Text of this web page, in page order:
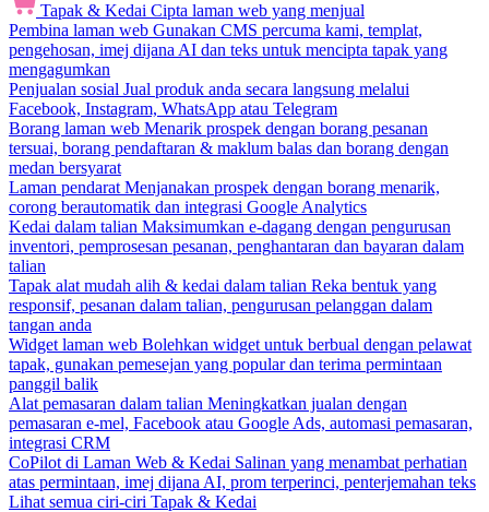
Tapak & Kedai Cipta laman web yang menjual
Pembina laman web Gunakan CMS percuma kami, templat,
pengehosan, imej dijana AI dan teks untuk mencipta tapak yang
mengagumkan
Penjualan sosial Jual produk anda secara langsung melalui
Facebook, Instagram, WhatsApp atau Telegram
Borang laman web Menarik prospek dengan borang pesanan
tersuai, borang pendaftaran & maklum balas dan borang dengan
medan bersyarat
Laman pendarat Menjanakan prospek dengan borang menarik,
corong berautomatik dan integrasi Google Analytics
Kedai dalam talian Maksimumkan e-dagang dengan pengurusan
inventori, pemprosesan pesanan, penghantaran dan bayaran dalam
talian
Tapak alat mudah alih & kedai dalam talian Reka bentuk yang
responsif, pesanan dalam talian, pengurusan pelanggan dalam
tangan anda
Widget laman web Bolehkan widget untuk berbual dengan pelawat
tapak, gunakan pemesejan yang popular dan terima permintaan
panggil balik
Alat pemasaran dalam talian Meningkatkan jualan dengan
pemasaran e-mel, Facebook atau Google Ads, automasi pemasaran,
integrasi CRM
CoPilot di Laman Web & Kedai Salinan yang menambat perhatian
atas permintaan, imej dijana AI, prom terperinci, penterjemahan teks
Lihat semua ciri-ciri Tapak & Kedai